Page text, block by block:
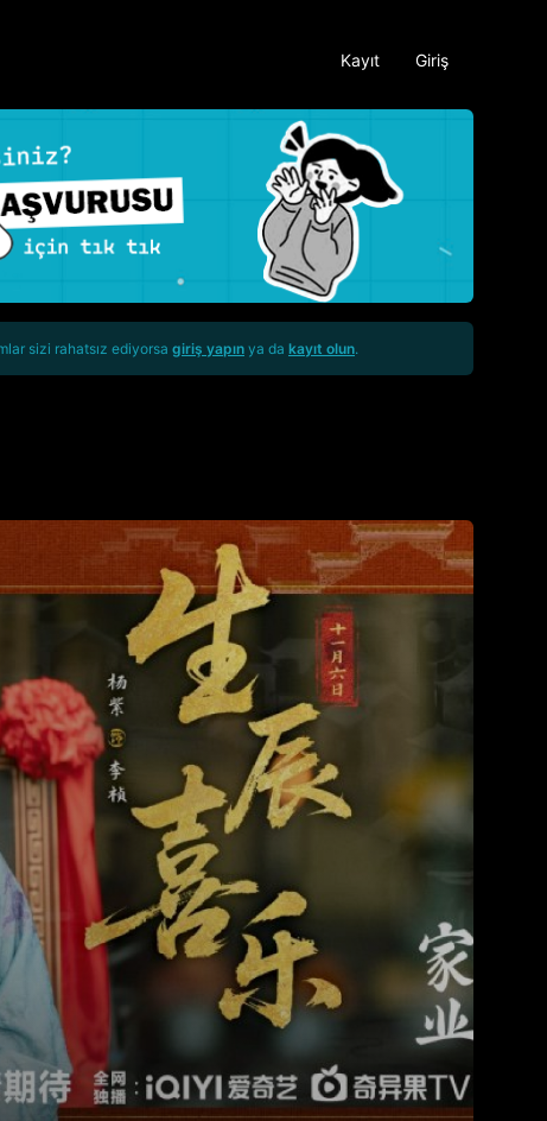
Kayıt Giriş
sizi rahatsız ediyorsa giriş yapın ya da kayıt olun.